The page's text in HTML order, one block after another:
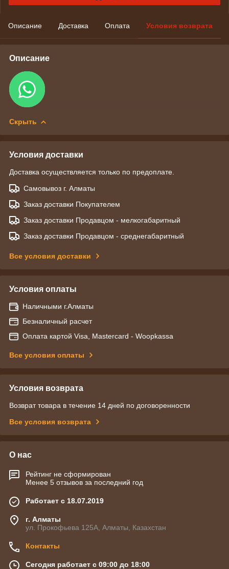
Описание Доставка Оплата Условия возврата
Описание
Скрыть
Условия доставки
Доставка осуществляется только по предоплате.
Самовывоз г. Алматы
Заказ доставки Покупателем
Заказ доставки Продавцом - мелкогабаритный
Заказ доставки Продавцом - среднегабаритный
Все условия доставки
Условия оплаты
Наличными г.Алматы
Безналичный расчет
Оплата картой Visa, Mastercard - Woopkassa
Все условия оплаты
Условия возврата
Возврат товара в течение 14 дней по договоренности
Все условия возврата
О нас
Рейтинг не сформирован
Менее 5 отзывов за последний год
Работает с 18.07.2019
г. Алматы
ул. Прокофьева 125А, Алматы, Казахстан
Контакты
Сегодня работает с 09:00 до 18:00